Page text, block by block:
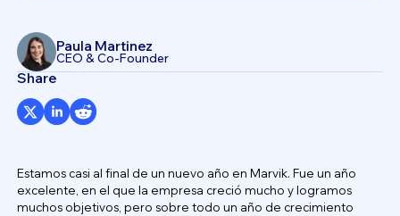
Paula Martinez
CEO & Co-Founder
Share
Estamos casi al final de un nuevo año en Marvik. Fue un año
excelente, en el que la empresa creció mucho y logramos
muchos objetivos, pero sobre todo un año de crecimiento